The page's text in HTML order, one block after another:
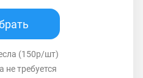
(150р/шт)
не требуется